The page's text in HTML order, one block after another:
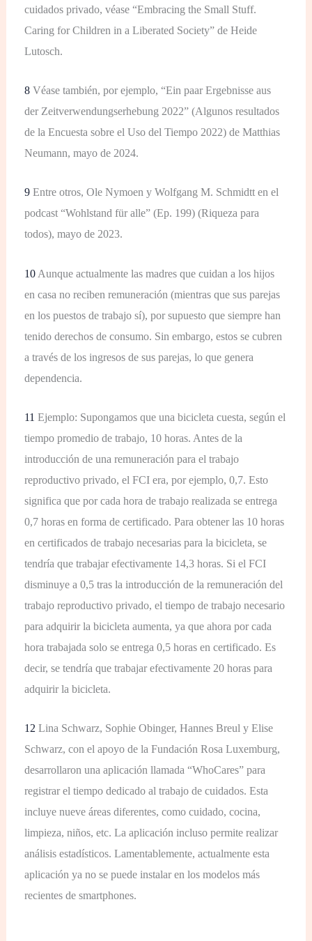
cuidados privado, véase “Embracing the Small Stuff.
Caring for Children in a Liberated Society” de Heide
Lutosch.
8 Véase también, por ejemplo, “Ein paar Ergebnisse aus
der Zeitverwendungserhebung 2022” (Algunos resultados
de la Encuesta sobre el Uso del Tiempo 2022) de Matthias
Neumann, mayo de 2024.
9Entre otros, Ole Nymoen y Wolfgang M. Schmidtt en el
podcast “Wohlstand für alle” (Ep. 199) (Riqueza para
todos), mayo de 2023.
10 Aunque actualmente las madres que cuidan a los hijos
en casa no reciben remuneración (mientras que sus parejas
en los puestos de trabajo sí), por supuesto que siempre han
tenido derechos de consumo. Sin embargo, estos se cubren
a través de los ingresos de sus parejas, lo que genera
dependencia.
11Ejemplo: Supongamos que una bicicleta cuesta, según el
tiempo promedio de trabajo, 10 horas. Antes de la
introducción de una remuneración para el trabajo
reproductivo privado, el FCI era, por ejemplo, 0,7. Esto
significa que por cada hora de trabajo realizada se entrega
0,7 horas en forma de certificado. Para obtener las 10 horas
en certificados de trabajo necesarias para la bicicleta, se
tendría que trabajar efectivamente 14,3 horas. Si el FCI
disminuye a 0,5 tras la introducción de la remuneración del
trabajo reproductivo privado, el tiempo de trabajo necesario
para adquirir la bicicleta aumenta, ya que ahora por cada
hora trabajada solo se entrega 0,5 horas en certificado. Es
decir, se tendría que trabajar efectivamente 20 horas para
adquirir la bicicleta.
12 Lina Schwarz, Sophie Obinger, Hannes Breul y Elise
Schwarz, con el apoyo de la Fundación Rosa Luxemburg,
desarrollaron una aplicación llamada “WhoCares” para
registrar el tiempo dedicado al trabajo de cuidados. Esta
incluye nueve áreas diferentes, como cuidado, cocina,
limpieza, niños, etc. La aplicación incluso permite realizar
análisis estadísticos. Lamentablemente, actualmente esta
aplicación ya no se puede instalar en los modelos más
recientes de smartphones.